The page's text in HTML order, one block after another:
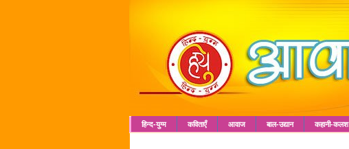
हिन्द-युग्म कविताएँ आवाज बाल-उद्यान कहानी-कलश